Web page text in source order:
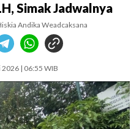
Simak Jadwalnya
Andika Weadcaksana
2026 | 06:55 WIB